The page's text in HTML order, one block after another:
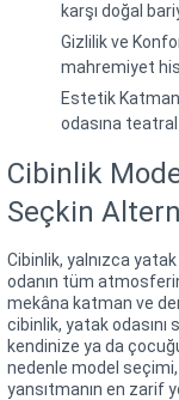
karşı doğal
Gizlilik ve
mahremiyet
Estetik
odasına
Cibinlik
Seçkin
Cibinlik, yalnızca
odanın tüm
mekâna katman ve
cibinlik, yatak
kendinize ya da
nedenle model
yansıtmanın en zarif